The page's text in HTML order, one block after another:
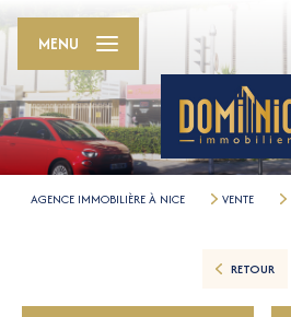
MENU
AGENCE IMMOBILIÈRE À NICE VENTE
RETOUR